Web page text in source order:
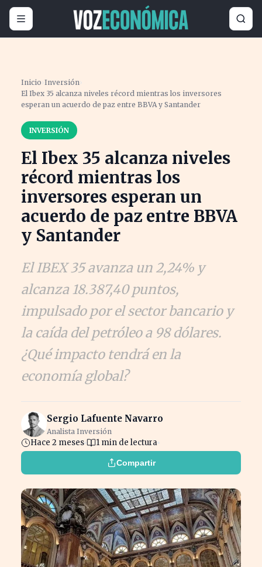
Inicio ›Inversión›
El Ibex 35 alcanza niveles récord mientras los inversores
esperan un acuerdo de paz entre BBVA y Santander
INVERSIÓN
El Ibex 35 alcanza niveles
récord mientras los
inversores esperan un
acuerdo de paz entre BBVA
y Santander
El IBEX 35 avanza un 2,24% y
alcanza 18.387,40 puntos,
impulsado por el sector bancario y
la caída del petróleo a 98 dólares.
¿Qué impacto tendrá en la
economía global?
Sergio Lafuente Navarro
Analista Inversión
Hace 2 meses 1 min de lectura
Compartir